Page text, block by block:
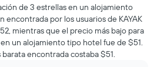
de 3 estrellas en un alojamiento
encontrada por los usuarios de KAYAK
mientras que el precio más bajo para
un alojamiento tipo hotel fue de $51.
encontrada costaba $51.